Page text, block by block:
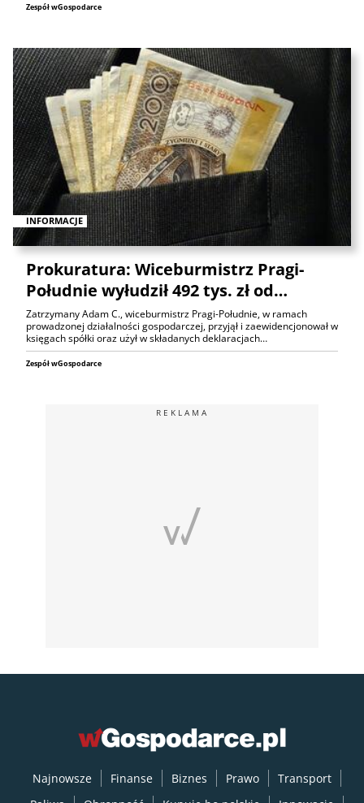
Zespół wGospodarce
INFORMACJE
Prokuratura: Wiceburmistrz Pragi-
Południe wyłudził 492 tys. zł od…
Zatrzymany Adam C., wiceburmistrz Pragi-Południe, w ramach
prowadzonej działalności gospodarczej, przyjął i zaewidencjonował w
księgach spółki oraz użył w składanych deklaracjach…
Zespół wGospodarce
REKLAMA
Najnowsze Finanse Biznes Prawo
Transport